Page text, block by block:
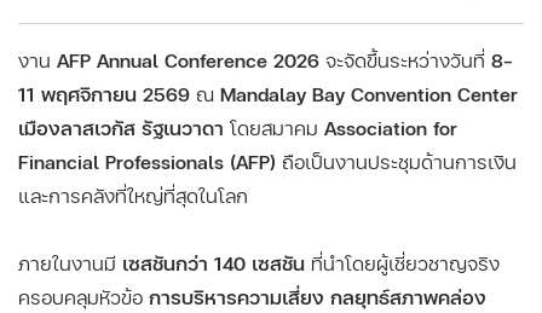
งาน AFP Annual Conference 2026 จะจัดขึ้นระหว่างวันที่ 8–
11 พฤศจิกายน 2569 ณ Mandalay Bay Convention Center
เมืองลาสเวกัส รัฐเนวาดา โดยสมาคม Association for
Financial Professionals (AFP) ถือเป็นงานประชุมด้านการเงิน
และการคลังที่ใหญ่ที่สุดในโลก
ภายในงานมี เซสชันกว่า 140 เซสชัน ที่นำโดยผู้เชี่ยวชาญจริง
ครอบคลุมหัวข้อ การบริหารความเสี่ยง กลยุทธ์สภาพคล่อง